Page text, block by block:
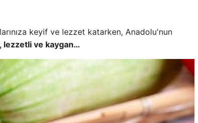
keyif ve lezzet katarken, Anadolu'nun
lezzetli ve kaygan…